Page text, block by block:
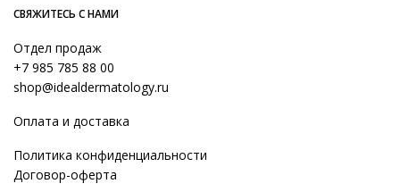
СВЯЖИТЕСЬ С НАМИ
Отдел продаж
+7 985 785 88 00
shop@idealdermatology.ru
Оплата и доставка
Политика конфиденциальности
Договор-оферта